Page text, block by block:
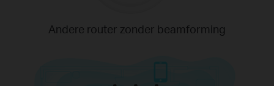
Andere router zonder beamforming